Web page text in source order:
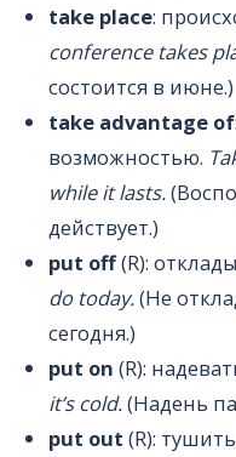
take place:
conference takes
состоится в июне.)
take advantage of
возможностью.
while it lasts.
действует.)
put off(R):
do today.(Не
сегодня.)
put on (R):
it’s cold.(Надень
put out (R):